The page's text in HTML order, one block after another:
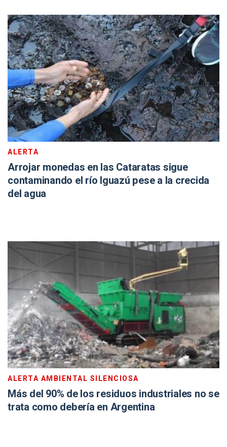
ALERTA
Arrojar monedas en las Cataratas sigue
contaminando el río Iguazú pese a la crecida
del agua
ALERTA AMBIENTAL SILENCIOSA
Más del 90% de los residuos industriales no se
trata como debería en Argentina